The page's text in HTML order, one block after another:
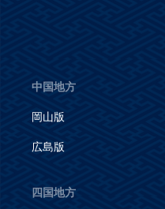
中国地方
岡山版
広島版
四国地方